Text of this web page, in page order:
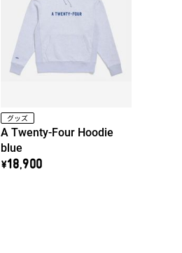
グッズ
A Twenty-Four Hoodie
blue
\18,900